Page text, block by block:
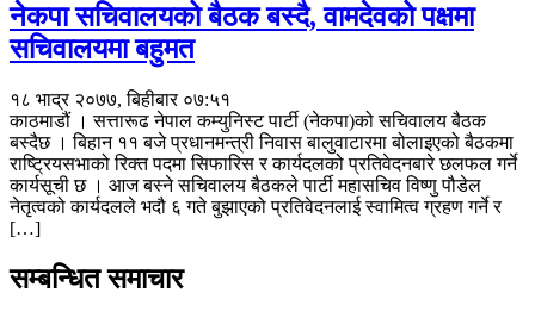
नेकपा सचिवालयको बैठक बस्दै, वामदेवको पक्षमा
सचिवालयमा बहुमत
१८ भाद्र २०७७, बिहीबार ०७:५१
काठमाडौं । सत्तारूढ नेपाल कम्युनिस्ट पार्टी (नेकपा)को सचिवालय बैठक
बस्दैछ । बिहान ११ बजे प्रधानमन्त्री निवास बालुवाटारमा बोलाइएको बैठकमा
राष्ट्रियसभाको रिक्त पदमा सिफारिस र कार्यदलको प्रतिवेदनबारे छलफल गर्ने
कार्यसूची छ । आज बस्ने सचिवालय बैठकले पार्टी महासचिव विष्णु पौडेल
नेतृत्वको कार्यदलले भदौ ६ गते बुझाएको प्रतिवेदनलाई स्वामित्व ग्रहण गर्ने र
[…]
सम्बन्धित समाचार